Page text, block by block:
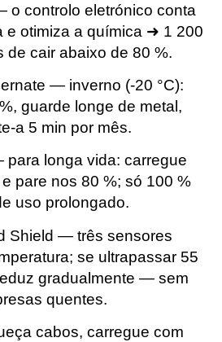
o controlo eletrónico conta
e otimiza a química ➜ 1 200
de cair abaixo de 80 %.
— inverno (-20 °C):
guarde longe de metal,
a 5 min por mês.
longa vida: carregue
pare nos 80 %; só 100 %
uso prolongado.
Shield — três sensores
se ultrapassar 55
gradualmente — sem
quentes.
cabos, carregue com